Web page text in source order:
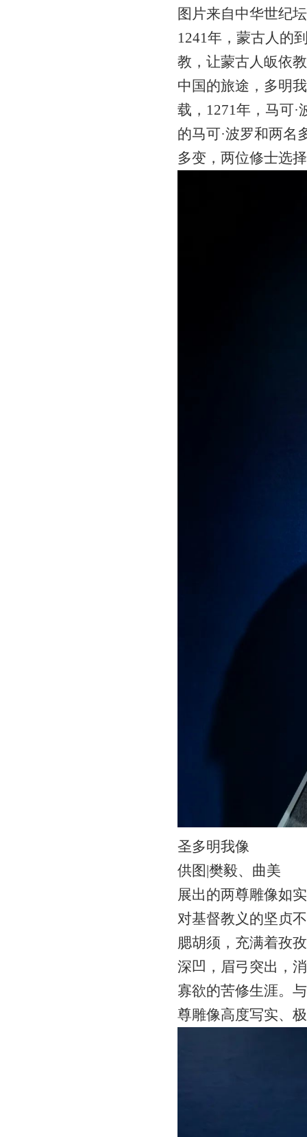
图片来自中华世纪坛
1241年，蒙古人的
教，让蒙古人皈依
中国的旅途，多明
载，1271年，马可
的马可·波罗和两名
多变，两位修士选
圣多明我像
供图|樊毅、曲美
展出的两尊雕像如
对基督教义的坚贞
腮胡须，充满着孜
深凹，眉弓突出，
寡欲的苦修生涯。
尊雕像高度写实、